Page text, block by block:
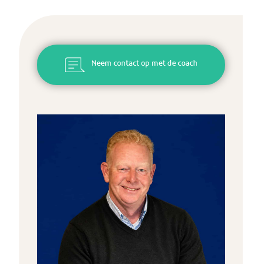
Neem contact op met de coach